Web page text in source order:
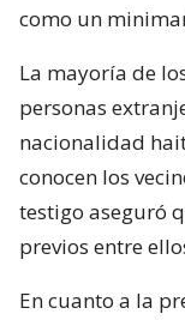
como un
La mayoría de
personas
nacionalidad
conocen los
testigo aseguró
previos entre
En cuanto a la